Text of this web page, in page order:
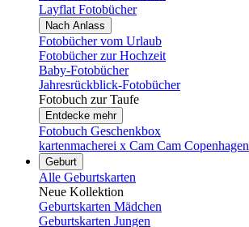
Layflat Fotobücher
Nach Anlass
Fotobücher vom Urlaub
Fotobücher zur Hochzeit
Baby-Fotobücher
Jahresrückblick-Fotobücher
Fotobuch zur Taufe
Entdecke mehr
Fotobuch Geschenkbox
kartenmacherei x Cam Cam Copenhagen
Geburt
Alle Geburtskarten
Neue Kollektion
Geburtskarten Mädchen
Geburtskarten Jungen